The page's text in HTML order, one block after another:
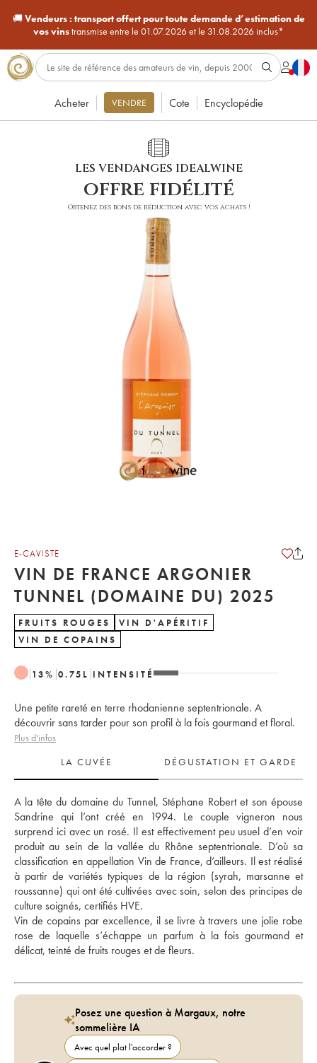
🚚Vendeurs : transport offert pour toute demande d’estimation de
vos vinstransmise entre le 01.07.2026 et le 31.08.2026 inclus*
Acheter VENDRE Cote Encyclopédie
LES VENDANGES IDEALWINE
offre fidélité
Obtenez des bons de réduction avec vos achats !
E-CAVISTE
VIN DE FRANCE ARGONIER
TUNNEL (DOMAINE DU) 2025
FRUITS ROUGES
VIN D'APÉRITIF
VIN DE COPAINS
13% 0.75 L INTENSITÉ
Une petite rareté en terre rhodanienne septentrionale. A
découvrir sans tarder pour son profil à la fois gourmand et floral.
Plus d'infos
LA CUVÉE
DÉGUSTATION ET GARDE
A la tête du domaine du Tunnel, Stéphane Robert et son épouse
Sandrine qui l’ont créé en 1994. Le couple vigneron nous
surprend ici avec un rosé. Il est effectivement peu usuel d’en voir
produit au sein de la vallée du Rhône septentrionale. D’où sa
classification en appellation Vin de France, d’ailleurs. Il est réalisé
à partir de variétés typiques de la région (syrah, marsanne et
roussanne) qui ont été cultivées avec soin, selon des principes de
culture soignés, certifiés HVE.
Vin de copains par excellence, il se livre à travers une jolie robe
rose de laquelle s’échappe un parfum à la fois gourmand et
délicat, teinté de fruits rouges et de fleurs.
Posez une question à Margaux, notre
sommelière IA
Avec quel plat l'accorder ?